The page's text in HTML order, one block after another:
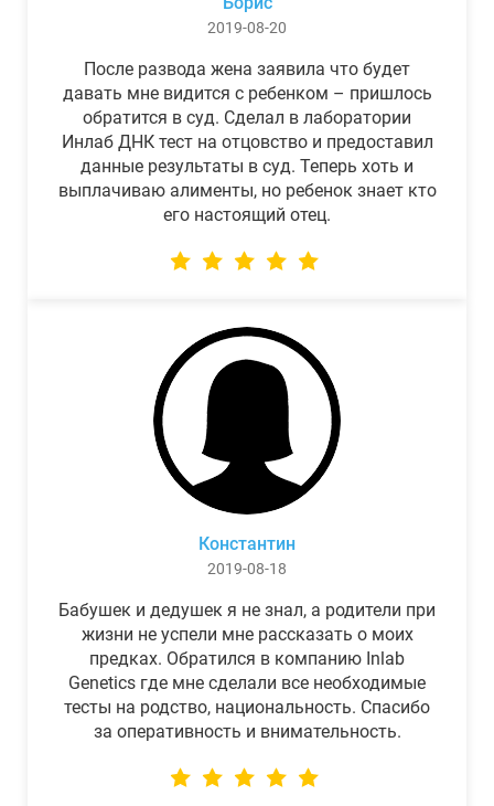
2019-08-20
После развода жена заявила что будет
давать мне видится с ребенком – пришлось
обратится в суд. Сделал в лаборатории
Инлаб ДНК тест на отцовство и предоставил
данные результаты в суд. Теперь хоть и
выплачиваю алименты, но ребенок знает кто
его настоящий отец.
Константин
2019-08-18
Бабушек и дедушек я не знал, а родители при
жизни не успели мне рассказать о моих
предках. Обратился в компанию Inlab
Genetics где мне сделали все необходимые
тесты на родство, национальность. Спасибо
за оперативность и внимательность.